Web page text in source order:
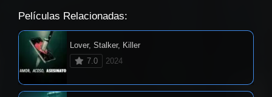
Películas Relacionadas:
Lover, Stalker, Killer
7.0
2024